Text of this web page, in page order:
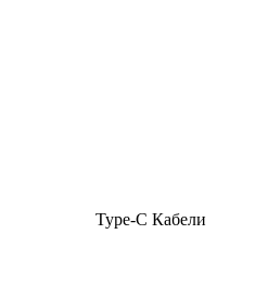
Type-C Кабели